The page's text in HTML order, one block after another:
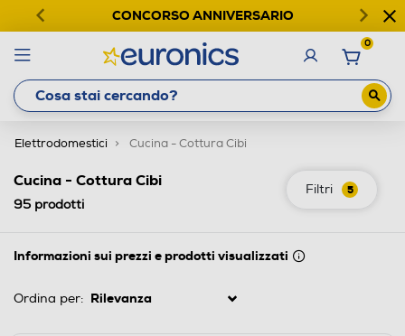
CONCORSO ANNIVERSARIO
0
Elettrodomestici Cucina - Cottura Cibi
Filtri 5
Cucina - Cottura Cibi
95 prodotti
Informazioni sui prezzi e prodotti visualizzati
Ordina per: